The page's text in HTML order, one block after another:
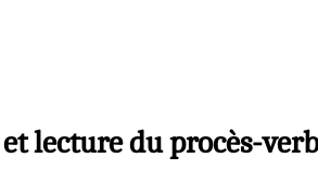
lecture du procès-